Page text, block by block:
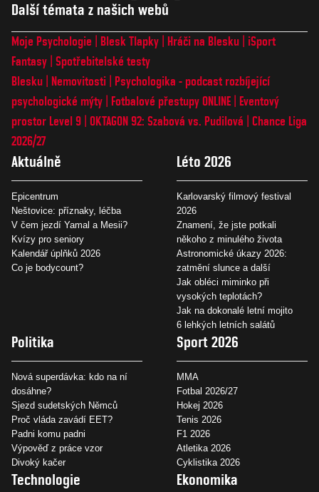
Další témata z našich webů
Moje Psychologie Blesk Tlapky Hráči na Blesku
iSport
Fantasy Spotřebitelské testy
Blesku
Nemovitosti
Psychologika - podcast rozbíjející
psychologické mýty
Fotbalové přestupy ONLINE
Eventový
prostor Level 9 OKTAGON 92: Szabová vs. Pudilová
Chance Liga
2026/27
Aktuálně
Epicentrum
Neštovice: příznaky, léčba
V čem jezdí Yamal a Mesii?
Kvízy pro seniory
Kalendář úplňků 2026
Co je bodycount?
Léto 2026
Karlovarský filmový festival
2026
Znamení, že jste potkali
někoho z minulého života
Astronomické úkazy 2026:
zatmění slunce a další
Jak obléci miminko při
vysokých teplotách?
Jak na dokonalé letní mojito
6 lehkých letních salátů
Politika
Nová superdávka: kdo na ní
dosáhne?
Sjezd sudetských Němců
Proč vláda zavádí EET?
Padni komu padni
Výpověď z práce vzor
Divoký kačer
Sport 2026
MMA
Fotbal 2026/27
Hokej 2026
Tenis 2026
F1 2026
Atletika 2026
Cyklistika 2026
Technologie Ekonomika